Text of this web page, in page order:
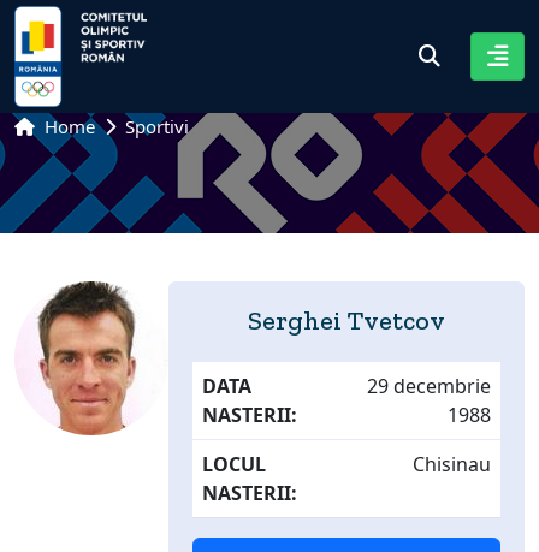
Home Sportivi
Serghei Tvetcov
DATA
NASTERII:
29 decembrie
1988
LOCUL
NASTERII:
Chisinau